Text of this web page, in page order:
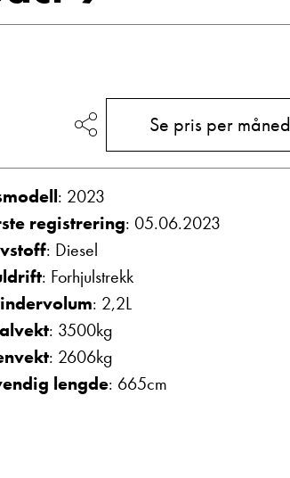
Se pris per måned
: 2023
registrering: 05.06.2023
: Diesel
: Forhjulstrekk
: 2,2L
: 3500kg
: 2606kg
lengde: 665cm